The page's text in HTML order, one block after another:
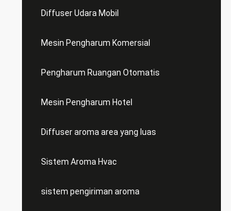
Diffuser Udara Mobil
Mesin Pengharum Komersial
Pengharum Ruangan Otomatis
Mesin Pengharum Hotel
Diffuser aroma area yang luas
Sistem Aroma Hvac
sistem pengiriman aroma